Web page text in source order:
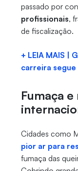
passado por
profissionais,
de fiscalização.
+ LEIA MAIS |
carreira
Fumaça
Cidades como
pior ar para
fumaça das